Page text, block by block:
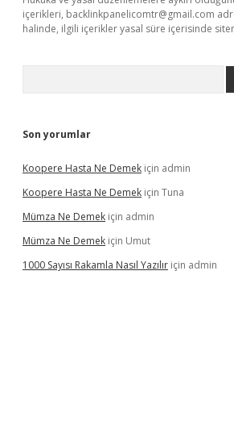
içerikleri, backlinkpanelicomtr@gmail.com
halinde, ilgili içerikler yasal süre içerisinde
Son yorumlar
Koopere Hasta Ne Demek için admin
Koopere Hasta Ne Demek için Tuna
Mümza Ne Demek için admin
Mümza Ne Demek için Umut
1000 Sayısı Rakamla Nasıl Yazılır için admin